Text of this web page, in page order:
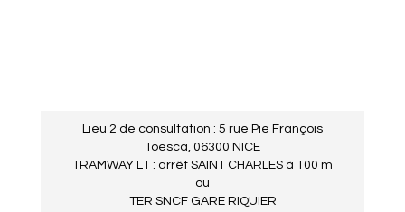
Lieu 2 de consultation : 5 rue Pie François
Toesca, 06300 NICE
TRAMWAY L1 : arrêt SAINT CHARLES à 100 m
ou
TER SNCF GARE RIQUIER